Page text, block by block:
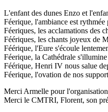
L'enfant des dunes Enzo et
Féerique, l'ambiance est
Féeriques, les acclamations des
Féériques, les chants joyeux de
Féérique, l'Eure s'écoule
Féerique, la Cathédrale
Féérique, Henri IV nous salue
Féerique, l'ovation de nos
Merci Armelle pour
Merci le CMTRI, Florent, son